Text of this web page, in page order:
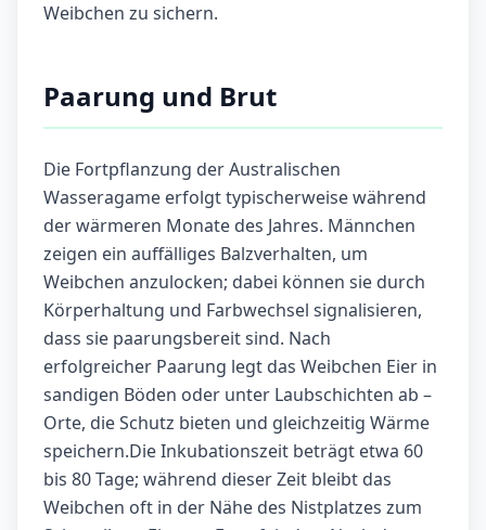
Weibchen zu sichern.
Paarung und Brut
Die Fortpflanzung der Australischen
Wasseragame erfolgt typischerweise während
der wärmeren Monate des Jahres. Männchen
zeigen ein auffälliges Balzverhalten, um
Weibchen anzulocken; dabei können sie durch
Körperhaltung und Farbwechsel signalisieren,
dass sie paarungsbereit sind. Nach
erfolgreicher Paarung legt das Weibchen Eier in
sandigen Böden oder unter Laubschichten ab –
Orte, die Schutz bieten und gleichzeitig Wärme
speichern.Die Inkubationszeit beträgt etwa 60
bis 80 Tage; während dieser Zeit bleibt das
Weibchen oft in der Nähe des Nistplatzes zum